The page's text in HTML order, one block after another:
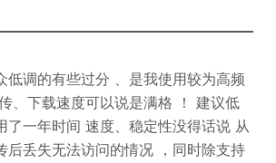
低调的有些过分 、是我使用较为高频
、下载速度可以说是满格 ！ 建议低
了一年时间 速度、稳定性没得话说 从
后丢失无法访问的情况 ，同时除支持